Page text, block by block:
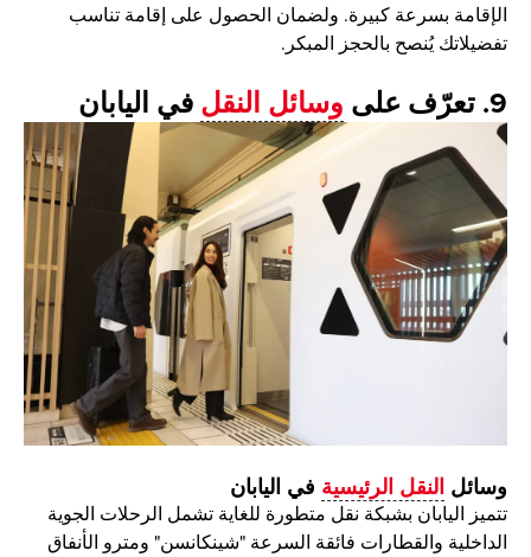
الإقامة بسرعة كبيرة. ولضمان الحصول على إقامة تناسب
تفضيلاتك يُنصح بالحجز المبكر.
9. تعرّف على وسائل النقل في اليابان
وسائل النقل الرئيسية في اليابان
تتميز اليابان بشبكة نقل متطورة للغاية تشمل الرحلات الجوية
الداخلية والقطارات فائقة السرعة "شينكانسن" ومترو الأنفاق